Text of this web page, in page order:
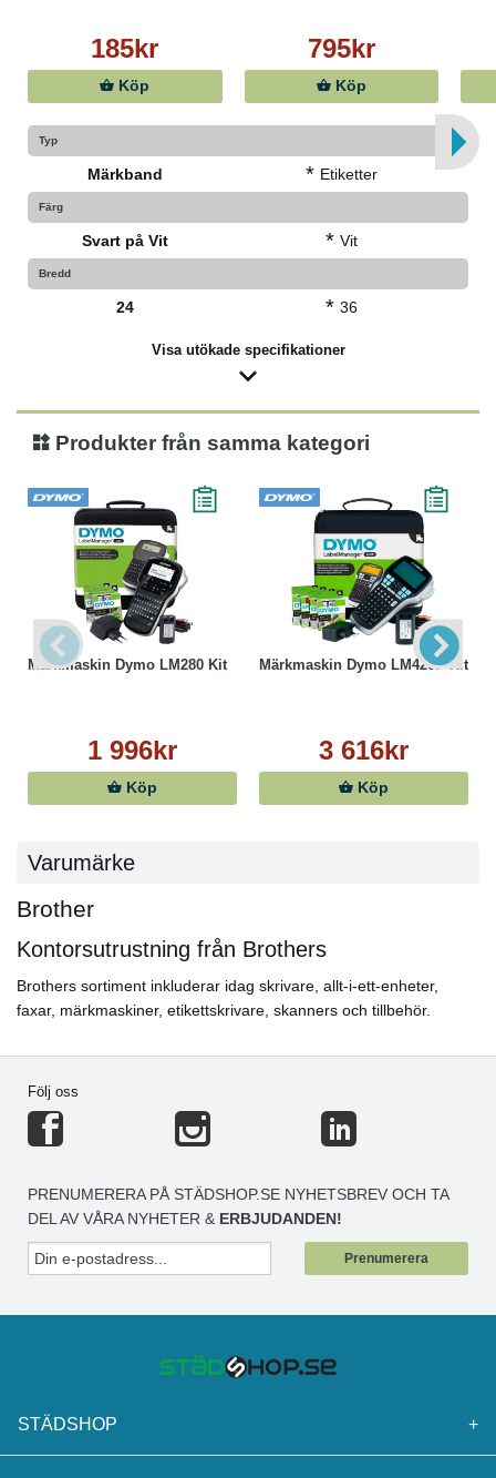
185kr
Köp
795kr
Köp
Typ
Märkband * Etiketter
Färg
Svart på Vit * Vit
Bredd
24 * 36
Visa utökade specifikationer
Produkter från samma kategori
Märkmaskin Dymo LM280 Kit
1 996kr
Köp
Märkmaskin Dymo LM420P Kit
3 616kr
Köp
Varumärke
Brother
Kontorsutrustning från Brothers
Brothers sortiment inkluderar idag skrivare, allt-i-ett-enheter,
faxar, märkmaskiner, etikettskrivare, skanners och tillbehör.
Följ oss
PRENUMERERA PÅ STÄDSHOP.SE NYHETSBREV OCH TA
DEL AV VÅRA NYHETER & ERBJUDANDEN!
Prenumerera
STÄDSHOP +